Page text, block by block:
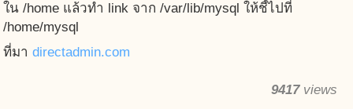
ใน /home แล้วทำ link จาก /var/lib/mysql ให้ชี้ไปที่
/home/mysql
ที่มา directadmin.com
9417views